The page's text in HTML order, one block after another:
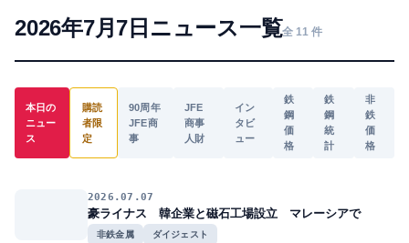
2026年7月7日ニュース一覧全 11 件
本日の
ニュー
ス
購読
者限
定
90周年
JFE商
事
JFE
商事
人財
イン
タビ
ュー
鉄
鋼
価
格
鉄
鋼
統
計
非
鉄
価
格
2026.07.07
豪ライナス 韓企業と磁石工場設立 マレーシアで
非鉄金属 ダイジェスト